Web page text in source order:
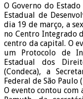
O Governo do
Estadual de
dia 19 de março, a
no Centro Integrado
centro da capital. O
um Protocolo de
Estadual dos
(Condeca), a
Federal de São Paulo
O evento contou com